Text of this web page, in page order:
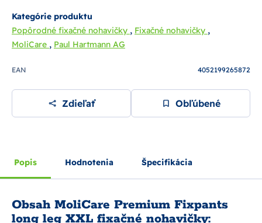
Kategórie produktu
Popôrodné fixačné nohavičky , Fixačné nohavičky ,
MoliCare , Paul Hartmann AG
EAN 4052199265872
Zdieľať Obľúbené
Popis Hodnotenia Špecifikácia
Obsah MoliCare Premium Fixpants
long leg XXL fixačné nohavičky: